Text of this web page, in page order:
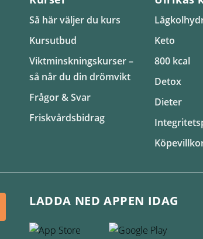
Så här väljer du kurs
Kursutbud
Viktminskningskurser –
så når du din drömvikt
Frågor & Svar
Friskvårdsbidrag
Keto
800 kcal
Detox
Dieter
LADDA NED APPEN IDAG